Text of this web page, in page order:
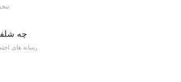
چه
رسانه های